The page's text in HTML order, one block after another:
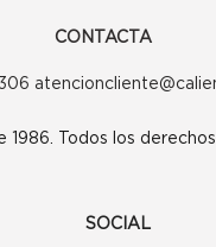
CONTACTA
1986. Todos los
SOCIAL